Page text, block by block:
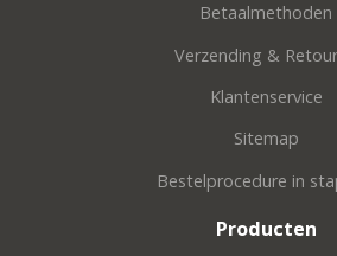
Betaalmethoden
Verzending &
Klantenservice
Sitemap
Bestelprocedure in
Producten